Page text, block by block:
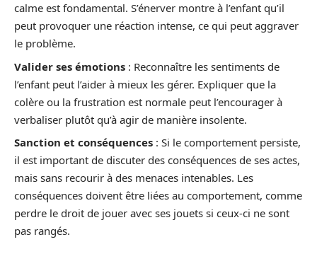
calme est fondamental. S’énerver montre à l’enfant qu’il
peut provoquer une réaction intense, ce qui peut aggraver
le problème.
Valider ses émotions : Reconnaître les sentiments de
l’enfant peut l’aider à mieux les gérer. Expliquer que la
colère ou la frustration est normale peut l’encourager à
verbaliser plutôt qu’à agir de manière insolente.
Sanction et conséquences : Si le comportement persiste,
il est important de discuter des conséquences de ses actes,
mais sans recourir à des menaces intenables. Les
conséquences doivent être liées au comportement, comme
perdre le droit de jouer avec ses jouets si ceux-ci ne sont
pas rangés.